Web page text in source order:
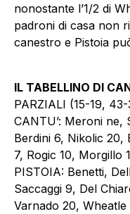
nonostante l’1/2 di
padroni di casa non
canestro e Pistoia
IL TABELLINO DI
PARZIALI (15-19,
CANTU’: Meroni ne,
Berdini 6, Nikolic 20,
7, Rogic 10, Morgillo
PISTOIA: Benetti,
Saccaggi 9, Del
Varnado 20, Wheatle